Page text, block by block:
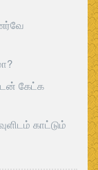
கேட்க
காட்டும்